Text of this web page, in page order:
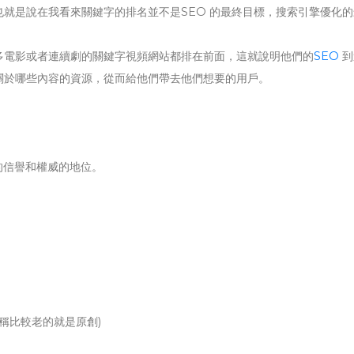
是說在我看來關鍵字的排名並不是SEO 的最終目標，搜索引擎優化
影或者連續劇的關鍵字視頻網站都排在前面，這就說明他們的SEO
哪些內容的資源，從而給他們帶去他們想要的用戶。
譽和權威的地位。
比較老的就是原創)